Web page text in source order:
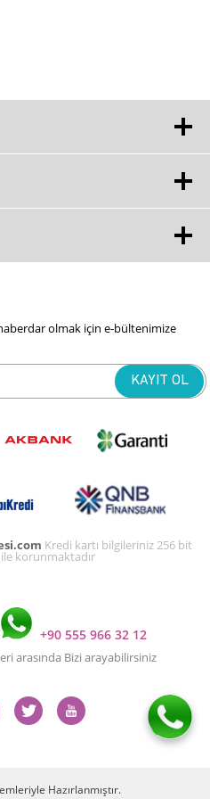
olmak için e-bültenimize
Kredi kartı bilgileriniz 256 bit
ile korunmaktadır
+90 555 966 32 12
arasında Bizi arayabilirsiniz
Hazırlanmıştır.